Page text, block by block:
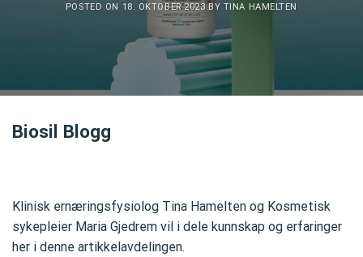
POSTED ON 18. OKTOBER 2023 BY TINA HAMELTEN
Biosil Blogg
Klinisk ernæringsfysiolog Tina Hamelten og Kosmetisk
sykepleier Maria Gjedrem vil i dele kunnskap og erfaringer
her i denne artikkelavdelingen.